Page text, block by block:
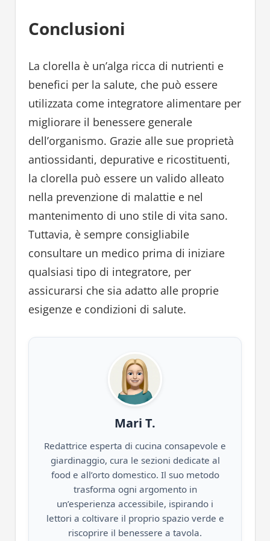
Conclusioni
La clorella è un’alga ricca di nutrienti e
benefici per la salute, che può essere
utilizzata come integratore alimentare per
migliorare il benessere generale
dell’organismo. Grazie alle sue proprietà
antiossidanti, depurative e ricostituenti,
la clorella può essere un valido alleato
nella prevenzione di malattie e nel
mantenimento di uno stile di vita sano.
Tuttavia, è sempre consigliabile
consultare un medico prima di iniziare
qualsiasi tipo di integratore, per
assicurarsi che sia adatto alle proprie
esigenze e condizioni di salute.
Mari T.
Redattrice esperta di cucina consapevole e
giardinaggio, cura le sezioni dedicate al
food e all’orto domestico. Il suo metodo
trasforma ogni argomento in
un’esperienza accessibile, ispirando i
lettori a coltivare il proprio spazio verde e
riscoprire il benessere a tavola.